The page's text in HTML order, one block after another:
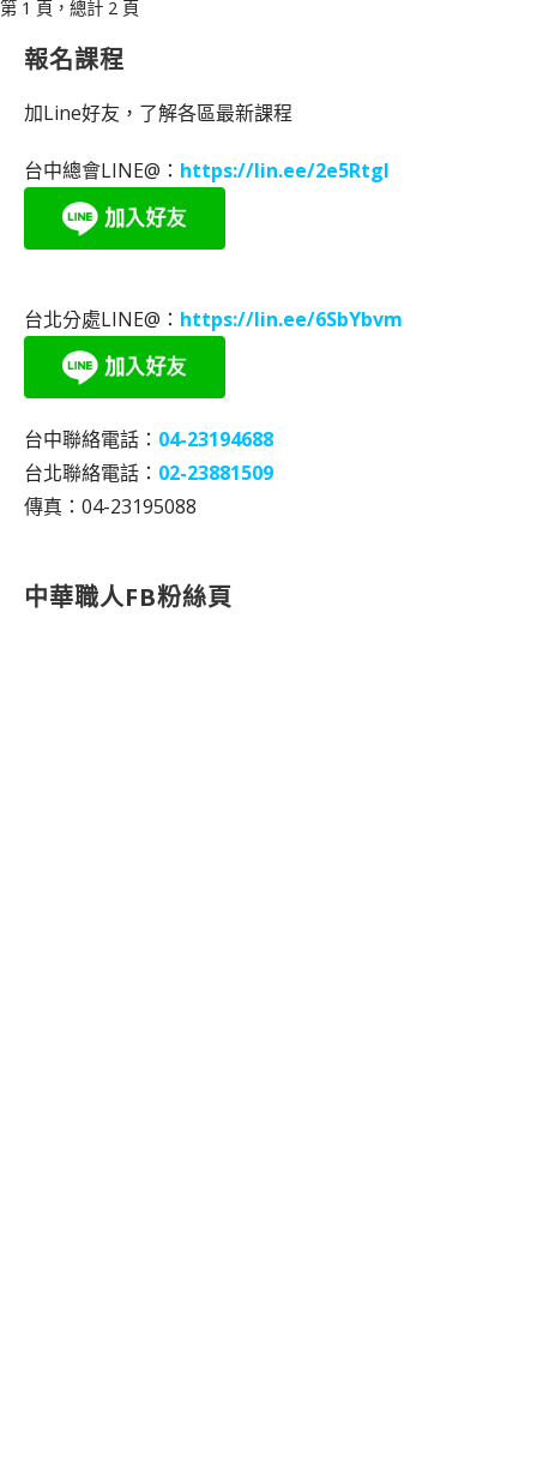
章]
第 1 頁，總計 2 頁
報名課程
加Line好友，了解各區最新課程
台中總會LINE@： https://lin.ee/2e5RtgI
台北分處LINE@： https://lin.ee/6SbYbvm
台中聯絡電話： 04-23194688
台北聯絡電話： 02-23881509
傳真：04-23195088
中華職人FB粉絲頁